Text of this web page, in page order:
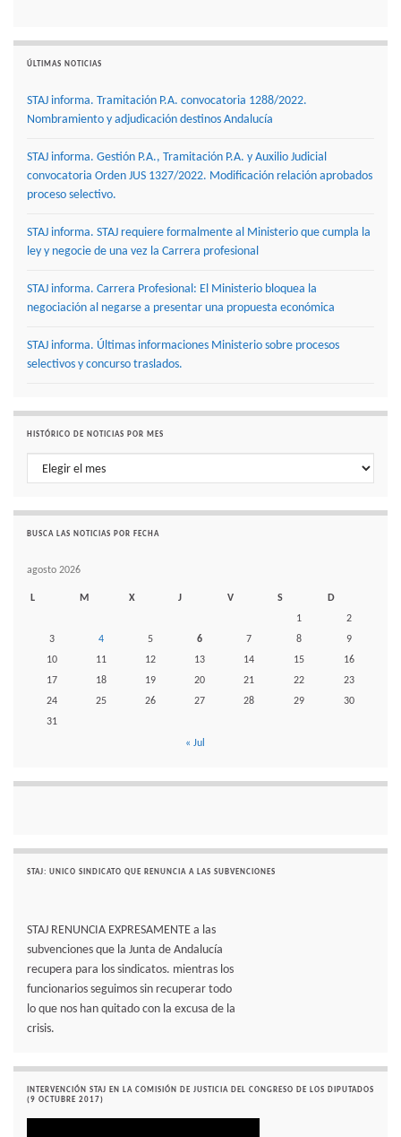
ÚLTIMAS NOTICIAS
STAJ informa. Tramitación P.A. convocatoria 1288/2022.
Nombramiento y adjudicación destinos Andalucía
STAJ informa. Gestión P.A., Tramitación P.A. y Auxilio Judicial
convocatoria Orden JUS 1327/2022. Modificación relación aprobados
proceso selectivo.
STAJ informa. STAJ requiere formalmente al Ministerio que cumpla la
ley y negocie de una vez la Carrera profesional
STAJ informa. Carrera Profesional: El Ministerio bloquea la
negociación al negarse a presentar una propuesta económica
STAJ informa. Últimas informaciones Ministerio sobre procesos
selectivos y concurso traslados.
HISTÓRICO DE NOTICIAS POR MES
Histórico de noticias por mes
BUSCA LAS NOTICIAS POR FECHA
agosto 2026
L M X J V S
D
1
2
3
4 5 6 7 8
9
10
11 12 13 14 15
16
17
18 19 20 21 22
23
24
25 26 27 28 29
30
31
« Jul
STAJ: UNICO SINDICATO QUE RENUNCIA A LAS SUBVENCIONES
STAJ RENUNCIA EXPRESAMENTE a las
subvenciones que la Junta de Andalucía
recupera para los sindicatos. mientras los
funcionarios seguimos sin recuperar todo
lo que nos han quitado con la excusa de la
crisis.
INTERVENCIÓN STAJ EN LA COMISIÓN DE JUSTICIA DEL CONGRESO DE LOS DIPUTADOS
(9 OCTUBRE 2017)